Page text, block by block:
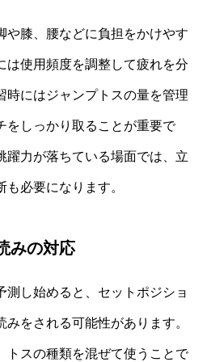
や膝、腰などに負担をかけやす
は使用頻度を調整して疲れを分
時にはジャンプトスの量を管理
をしっかり取ることが重要で
躍力が落ちている場面では、立
必要になります。
みの対応
測し始めると、セットポジショ
をされる可能性があります。
トスの種類を混ぜて使うことで